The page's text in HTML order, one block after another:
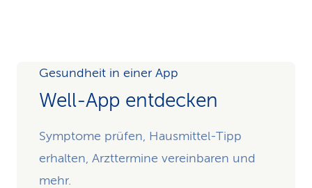
Gesundheit in einer App
Well-App entdecken
Symptome prüfen, Hausmittel-Tipp
erhalten, Arzttermine vereinbaren und
mehr.